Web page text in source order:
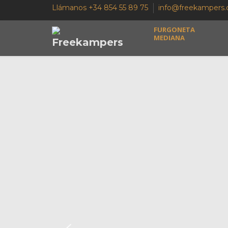
Llámanos +34 854 55 89 75
FURGONETA
MEDIANA